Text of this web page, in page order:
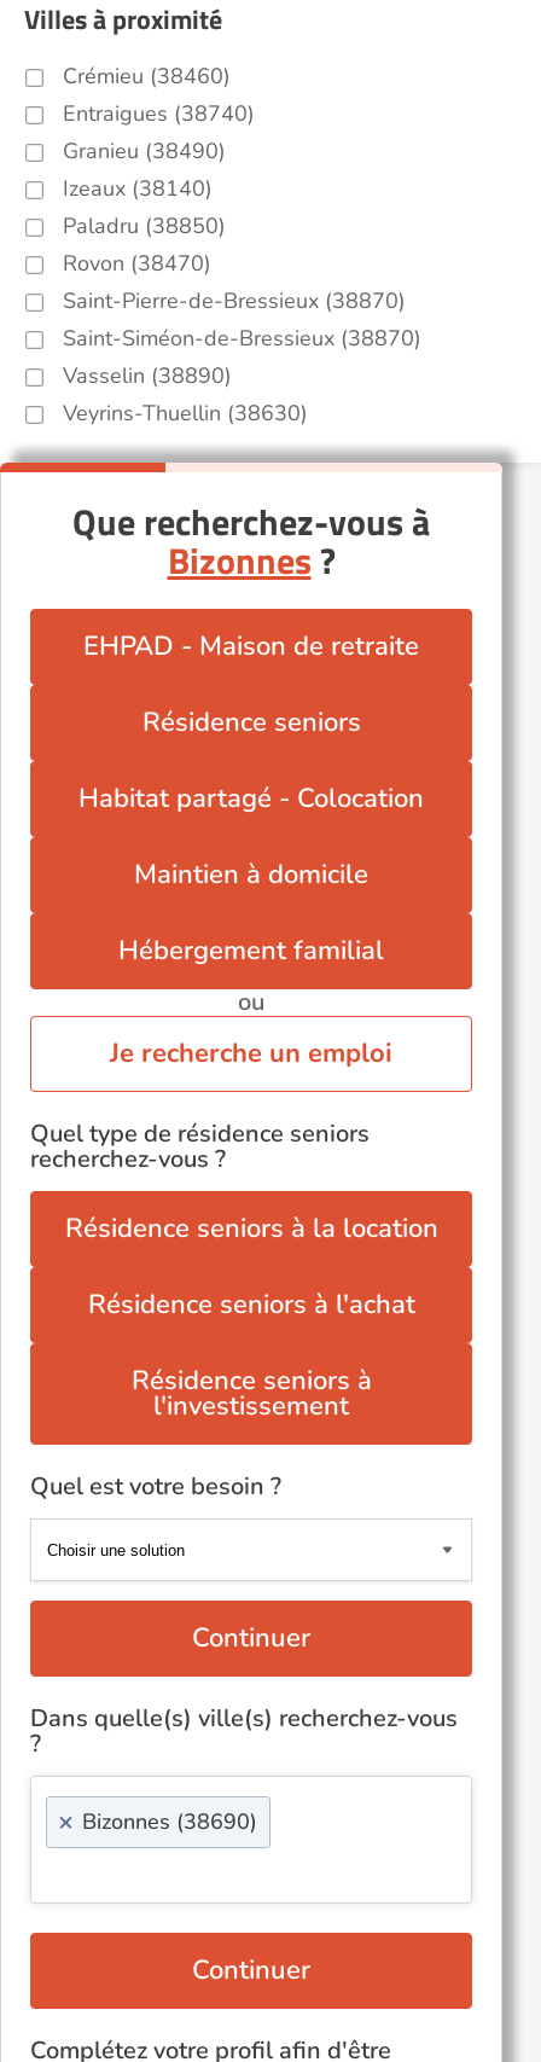
Villes à proximité
Crémieu (38460)
Entraigues (38740)
Granieu (38490)
Izeaux (38140)
Paladru (38850)
Rovon (38470)
Saint-Pierre-de-Bressieux (38870)
Saint-Siméon-de-Bressieux (38870)
Vasselin (38890)
Veyrins-Thuellin (38630)
Que recherchez-vous à
Bizonnes?
EHPAD - Maison de retraite
Résidence seniors
Habitat partagé - Colocation
Maintien à domicile
Hébergement familial
ou
Je recherche un emploi
Quel type de résidence seniors
recherchez-vous ?
Résidence seniors à la location
Résidence seniors à l'achat
Résidence seniors à
l'investissement
Quel est votre besoin ?
Continuer
Dans quelle(s) ville(s) recherchez-vous
?
× Bizonnes (38690)
Continuer
Complétez votre profil afin d'être